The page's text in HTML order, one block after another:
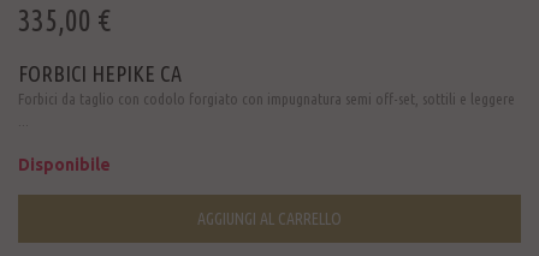
335,00 €
FORBICI HEPIKE CA
Forbici da taglio con codolo forgiato con impugnatura semi off-set, sottili e leggere
Disponibile
AGGIUNGI AL CARRELLO